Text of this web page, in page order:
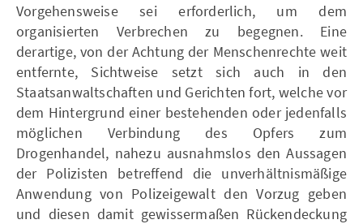
Vorgehensweise sei erforderlich, um dem
organisierten Verbrechen zu begegnen. Eine
derartige, von der Achtung der Menschenrechte weit
entfernte, Sichtweise setzt sich auch in den
Staatsanwaltschaften und Gerichten fort, welche vor
dem Hintergrund einer bestehenden oder jedenfalls
möglichen Verbindung des Opfers zum
Drogenhandel, nahezu ausnahmslos den Aussagen
der Polizisten betreffend die unverhältnismäßige
Anwendung von Polizeigewalt den Vorzug geben
und diesen damit gewissermaßen Rückendeckung